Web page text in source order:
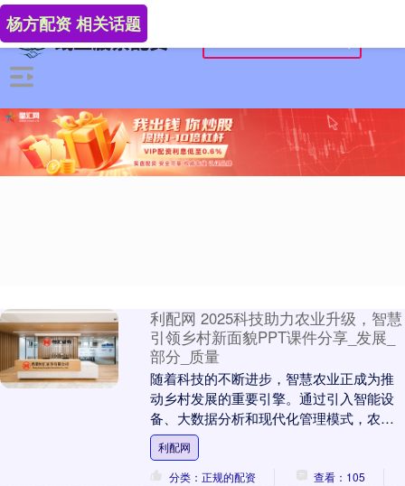
杨方配资 相关话题
利配网 2025科技助力农业升级，智慧
引领乡村新面貌PPT课件分享_发展_
部分_质量
随着科技的不断进步，智慧农业正成为推
动乡村发展的重要引擎。通过引入智能设
备、大数据分析和现代化管理模式，农业
生产效率显著提升，资源利用更加合理，
农产品质量也更有....
利配网
分类：正规的配资
查看：105